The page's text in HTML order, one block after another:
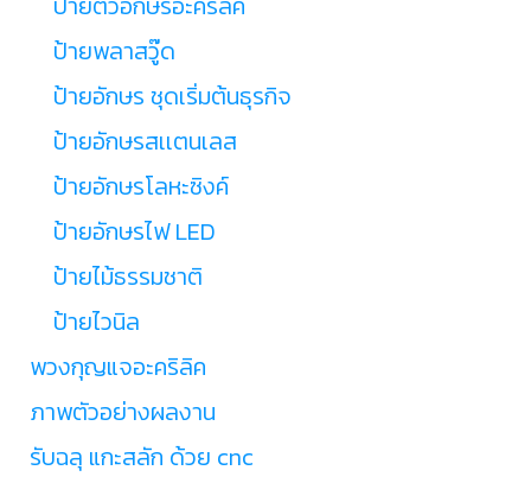
ป้ายพลาสวู๊ด
ป้ายอักษร ชุดเริ่มต้นธุรกิจ
ป้ายอักษรสเเตนเลส
ป้ายอักษรโลหะซิงค์
ป้ายอักษรไฟ LED
ป้ายไม้ธรรมชาติ
ป้ายไวนิล
พวงกุญแจอะคริลิค
ภาพตัวอย่างผลงาน
รับฉลุ แกะสลัก ด้วย cnc